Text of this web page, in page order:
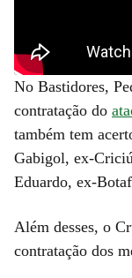
No Bastidores,
contratação do
também tem
Gabigol, ex-
Eduardo, ex-
Além desses, o
contratação dos